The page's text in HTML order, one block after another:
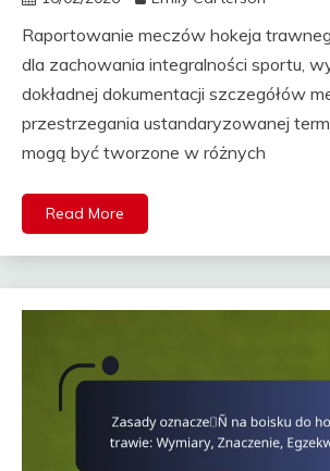
Raportowanie meczów hokeja
dla zachowania integralności sportu,
dokładnej dokumentacji szczegółów
przestrzegania ustandaryzowanej
mogą być tworzone w różnych
Read More